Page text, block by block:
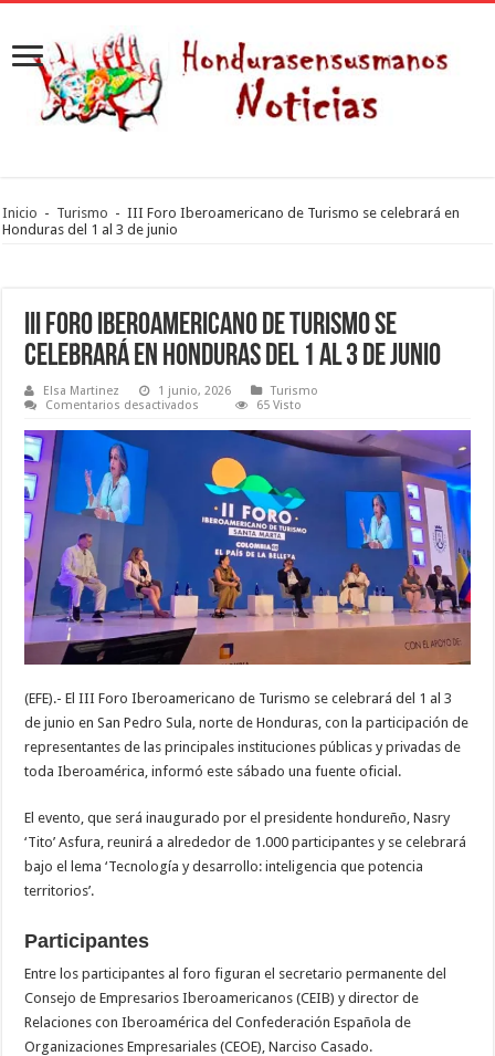
Inicio - Turismo - III Foro Iberoamericano de Turismo se celebrará en
Honduras del 1 al 3 de junio
III Foro Iberoamericano de Turismo se
celebrará en Honduras del 1 al 3 de junio
Elsa Martinez 1 junio, 2026
Turismo
Comentarios desactivados
Foro
Iberoamericano
de
Turismo
se
celebrará
en
Honduras
del
al
de
junio
65 Visto
(EFE).- El III Foro Iberoamericano de Turismo se celebrará del 1 al 3
de junio en San Pedro Sula, norte de Honduras, con la participación de
representantes de las principales instituciones públicas y privadas de
toda Iberoamérica, informó este sábado una fuente oficial.
El evento, que será inaugurado por el presidente hondureño, Nasry
‘Tito’ Asfura, reunirá a alrededor de 1.000 participantes y se celebrará
bajo el lema ‘Tecnología y desarrollo: inteligencia que potencia
territorios’.
Participantes
Entre los participantes al foro figuran el secretario permanente del
Consejo de Empresarios Iberoamericanos (CEIB) y director de
Relaciones con Iberoamérica del Confederación Española de
Organizaciones Empresariales (CEOE), Narciso Casado.